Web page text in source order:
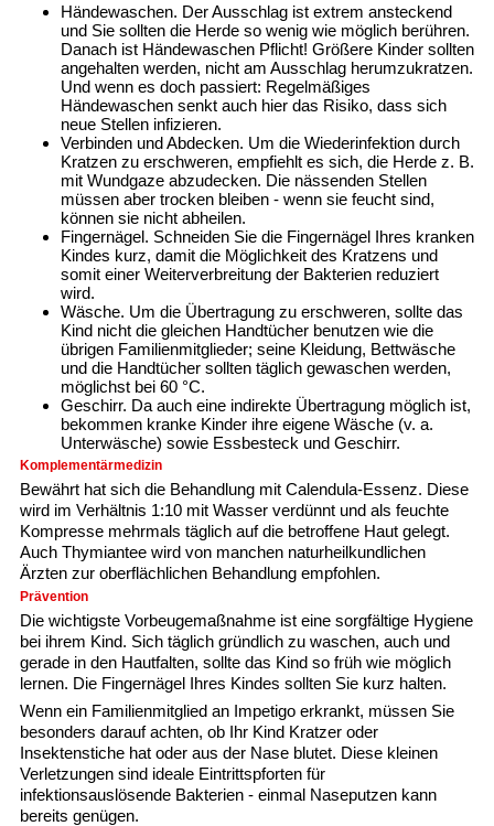
Händewaschen. Der Ausschlag ist extrem ansteckend
und Sie sollten die Herde so wenig wie möglich berühren.
Danach ist Händewaschen Pflicht! Größere Kinder sollten
angehalten werden, nicht am Ausschlag herumzukratzen.
Und wenn es doch passiert: Regelmäßiges
Händewaschen senkt auch hier das Risiko, dass sich
neue Stellen infizieren.
Verbinden und Abdecken. Um die Wiederinfektion durch
Kratzen zu erschweren, empfiehlt es sich, die Herde z. B.
mit Wundgaze abzudecken. Die nässenden Stellen
müssen aber trocken bleiben - wenn sie feucht sind,
können sie nicht abheilen.
Fingernägel. Schneiden Sie die Fingernägel Ihres kranken
Kindes kurz, damit die Möglichkeit des Kratzens und
somit einer Weiterverbreitung der Bakterien reduziert
wird.
Wäsche. Um die Übertragung zu erschweren, sollte das
Kind nicht die gleichen Handtücher benutzen wie die
übrigen Familienmitglieder; seine Kleidung, Bettwäsche
und die Handtücher sollten täglich gewaschen werden,
möglichst bei 60 °C.
Geschirr. Da auch eine indirekte Übertragung möglich ist,
bekommen kranke Kinder ihre eigene Wäsche (v. a.
Unterwäsche) sowie Essbesteck und Geschirr.
Komplementärmedizin
Bewährt hat sich die Behandlung mit Calendula-Essenz. Diese
wird im Verhältnis 1:10 mit Wasser verdünnt und als feuchte
Kompresse mehrmals täglich auf die betroffene Haut gelegt.
Auch Thymiantee wird von manchen naturheilkundlichen
Ärzten zur oberflächlichen Behandlung empfohlen.
Prävention
Die wichtigste Vorbeugemaßnahme ist eine sorgfältige Hygiene
bei ihrem Kind. Sich täglich gründlich zu waschen, auch und
gerade in den Hautfalten, sollte das Kind so früh wie möglich
lernen. Die Fingernägel Ihres Kindes sollten Sie kurz halten.
Wenn ein Familienmitglied an Impetigo erkrankt, müssen Sie
besonders darauf achten, ob Ihr Kind Kratzer oder
Insektenstiche hat oder aus der Nase blutet. Diese kleinen
Verletzungen sind ideale Eintrittspforten für
infektionsauslösende Bakterien - einmal Naseputzen kann
bereits genügen.